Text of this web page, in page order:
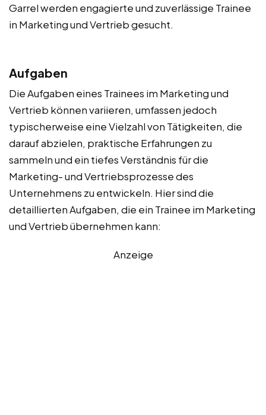
Garrel werden engagierte und zuverlässige Trainee
in Marketing und Vertrieb gesucht.
Aufgaben
Die Aufgaben eines Trainees im Marketing und
Vertrieb können variieren, umfassen jedoch
typischerweise eine Vielzahl von Tätigkeiten, die
darauf abzielen, praktische Erfahrungen zu
sammeln und ein tiefes Verständnis für die
Marketing- und Vertriebsprozesse des
Unternehmens zu entwickeln. Hier sind die
detaillierten Aufgaben, die ein Trainee im Marketing
und Vertrieb übernehmen kann:
Anzeige